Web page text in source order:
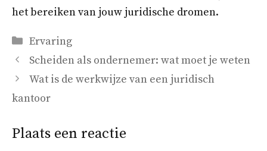
het bereiken van jouw juridische dromen.
Categorieën
Ervaring
Scheiden als ondernemer: wat moet je weten
Wat is de werkwijze van een juridisch
kantoor
Plaats een reactie